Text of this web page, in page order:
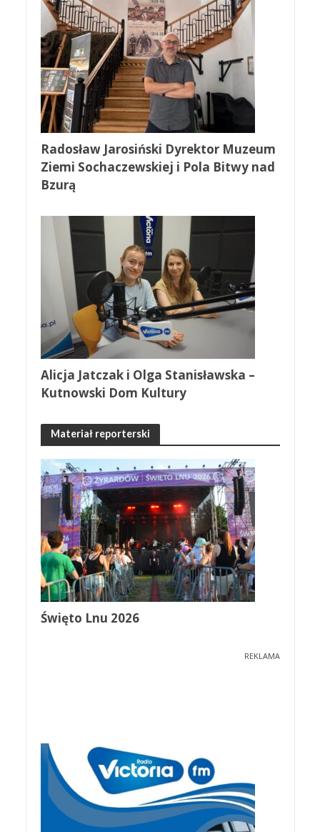
Radosław Jarosiński Dyrektor Muzeum
Ziemi Sochaczewskiej i Pola Bitwy nad
Bzurą
Alicja Jatczak i Olga Stanisławska –
Kutnowski Dom Kultury
Materiał reporterski
Święto Lnu 2026
REKLAMA